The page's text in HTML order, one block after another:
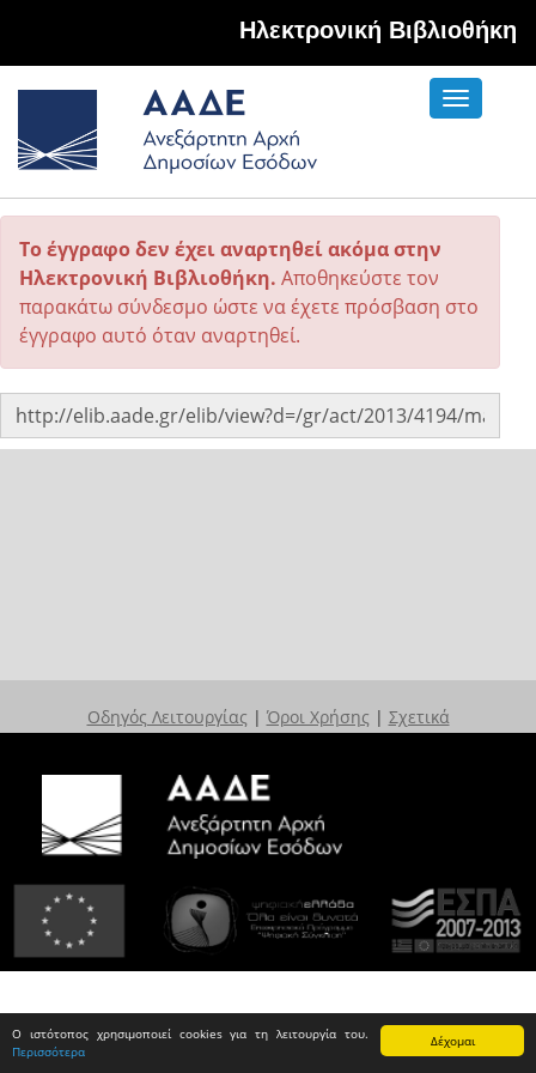
Δέχομαι
Ο ιστότοπος χρησιμοποιεί cookies για τη λειτουργία του.
Περισσότερα
Hλεκτρονική Βιβλιοθήκη
Toggle
Το έγγραφο δεν έχει αναρτηθεί ακόμα στην
Ηλεκτρονική Βιβλιοθήκη. Αποθηκεύστε τον
παρακάτω σύνδεσμο ώστε να έχετε πρόσβαση στο
έγγραφο αυτό όταν αναρτηθεί.
Οδηγός Λειτουργίας | Όροι Χρήσης | Σχετικά